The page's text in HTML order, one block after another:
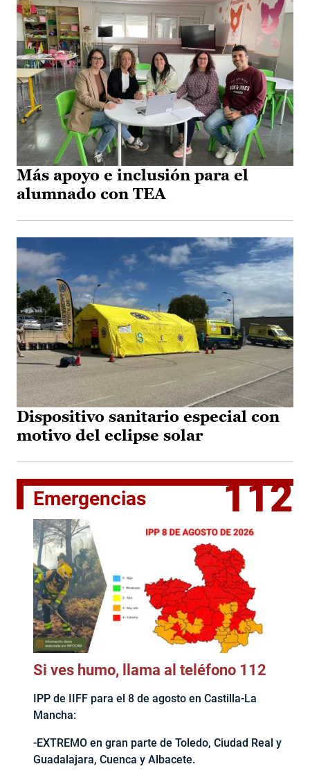
Más apoyo e inclusión para el
alumnado con TEA
Dispositivo sanitario especial con
motivo del eclipse solar
Emergencias 112
Si ves humo, llama al teléfono 112
IPP de IIFF para el 8 de agosto en Castilla-La
Mancha:
-EXTREMO en gran parte de Toledo, Ciudad Real y
Guadalajara, Cuenca y Albacete.